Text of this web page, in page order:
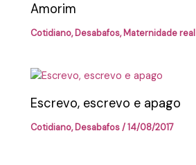
Amorim
Cotidiano,Desabafos,Maternidade real
Escrevo, escrevo e apago
Cotidiano,Desabafos/14/08/2017